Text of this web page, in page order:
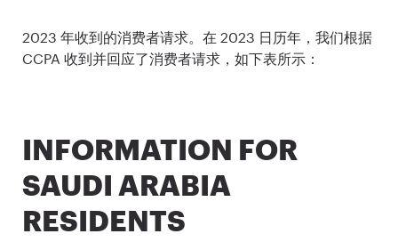
2023 年收到的消费者请求。在 2023 日历年，我们根据
CCPA 收到并回应了消费者请求，如下表所示：
INFORMATION FOR
SAUDI ARABIA
RESIDENTS